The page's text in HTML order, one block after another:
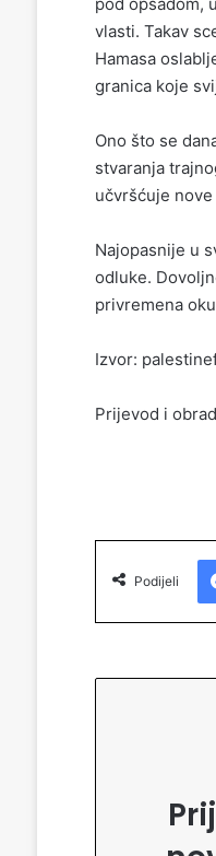
vlasti. Takav
Hamasa
granica koje
Ono što se
stvaranja
učvršćuje
Najopasnije u
odluke.
privremena
Izvor:
Prijevod i
Podijeli